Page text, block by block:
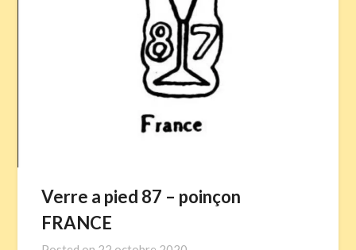
Verre a pied 87 – poinçon
FRANCE